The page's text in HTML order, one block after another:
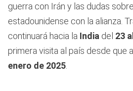
guerra con Irán y las dudas
estadounidense con la alianza.
continuará hacia la India del 23
primera visita al país desde que
enero de 2025